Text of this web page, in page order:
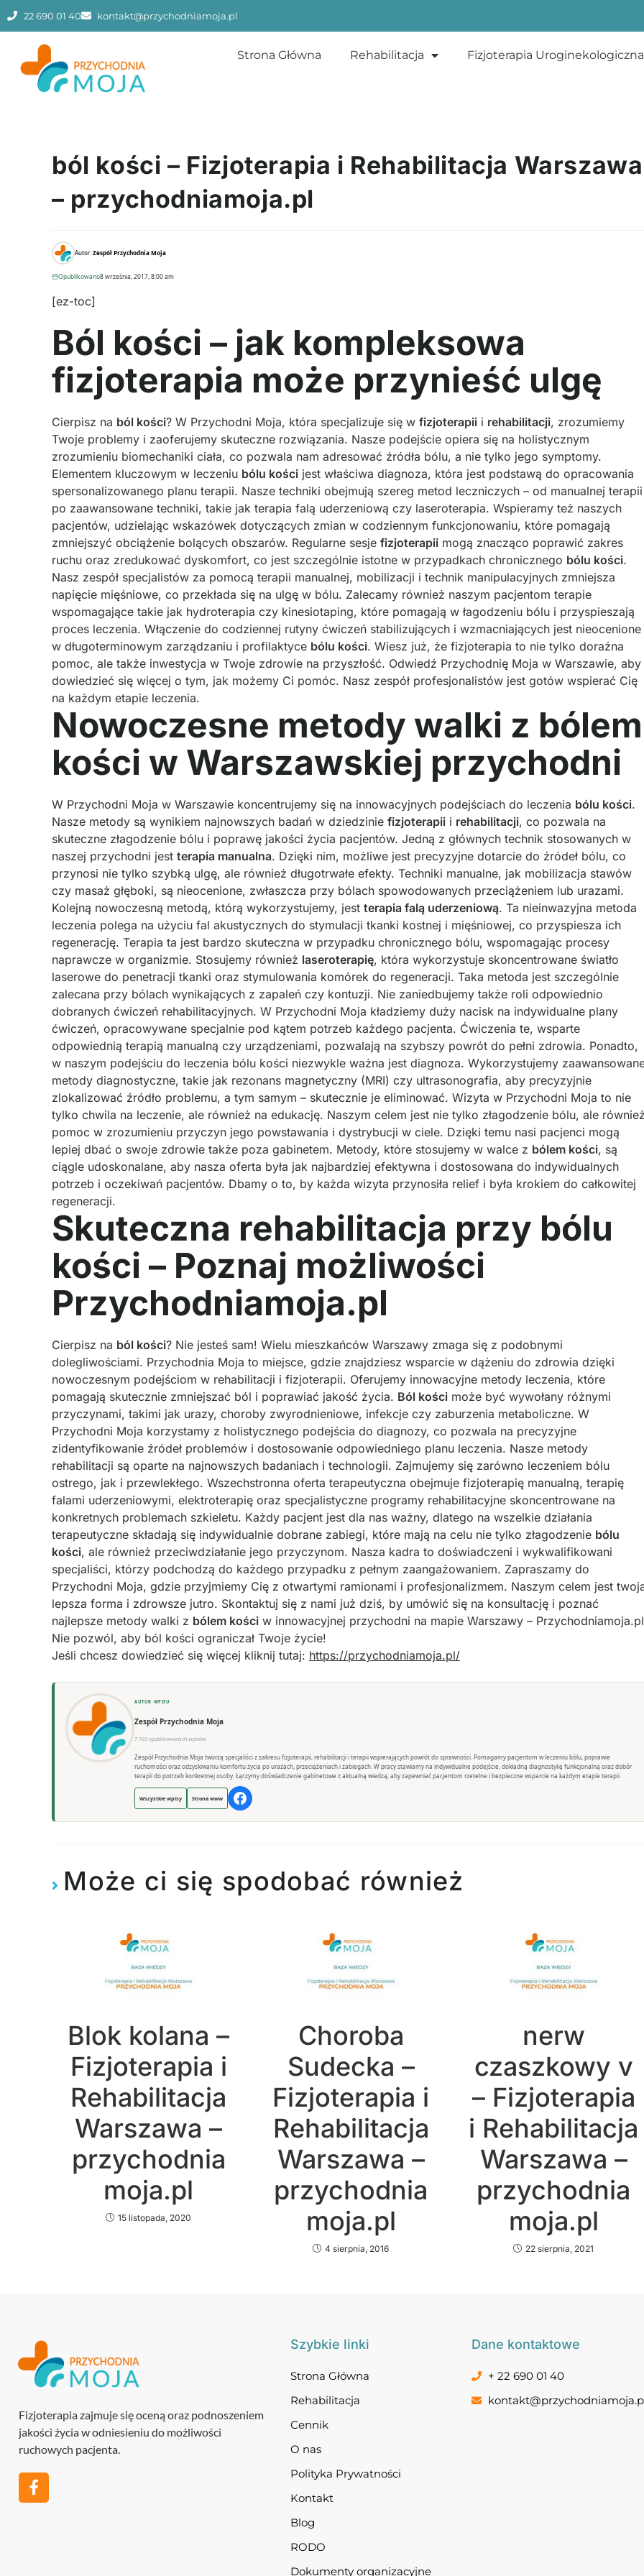
22 690 01 40 kontakt@przychodniamoja.pl
Strona Główna Rehabilitacja Fizjoterapia Uroginekologiczna
ból kości – Fizjoterapia i Rehabilitacja Warszawa
– przychodniamoja.pl
Autor:Zespół Przychodnia Moja
Opublikowano8 września, 2017, 8:00 am
[ez-toc]
Ból kości – jak kompleksowa
fizjoterapia może przynieść ulgę
Cierpisz na ból kości? W Przychodni Moja, która specjalizuje się w fizjoterapii i rehabilitacji, zrozumiemy
Twoje problemy i zaoferujemy skuteczne rozwiązania. Nasze podejście opiera się na holistycznym
zrozumieniu biomechaniki ciała, co pozwala nam adresować źródła bólu, a nie tylko jego symptomy.
Elementem kluczowym w leczeniu bólu kości jest właściwa diagnoza, która jest podstawą do opracowania
spersonalizowanego planu terapii. Nasze techniki obejmują szereg metod leczniczych – od manualnej terapii
po zaawansowane techniki, takie jak terapia falą uderzeniową czy laseroterapia. Wspieramy też naszych
pacjentów, udzielając wskazówek dotyczących zmian w codziennym funkcjonowaniu, które pomagają
zmniejszyć obciążenie bolących obszarów. Regularne sesje fizjoterapii mogą znacząco poprawić zakres
ruchu oraz zredukować dyskomfort, co jest szczególnie istotne w przypadkach chronicznego bólu kości.
Nasz zespół specjalistów za pomocą terapii manualnej, mobilizacji i technik manipulacyjnych zmniejsza
napięcie mięśniowe, co przekłada się na ulgę w bólu. Zalecamy również naszym pacjentom terapie
wspomagające takie jak hydroterapia czy kinesiotaping, które pomagają w łagodzeniu bólu i przyspieszają
proces leczenia. Włączenie do codziennej rutyny ćwiczeń stabilizujących i wzmacniających jest nieocenione
w długoterminowym zarządzaniu i profilaktyce bólu kości. Wiesz już, że fizjoterapia to nie tylko doraźna
pomoc, ale także inwestycja w Twoje zdrowie na przyszłość. Odwiedź Przychodnię Moja w Warszawie, aby
dowiedzieć się więcej o tym, jak możemy Ci pomóc. Nasz zespół profesjonalistów jest gotów wspierać Cię
na każdym etapie leczenia.
Nowoczesne metody walki z bólem
kości w Warszawskiej przychodni
W Przychodni Moja w Warszawie koncentrujemy się na innowacyjnych podejściach do leczenia bólu kości.
Nasze metody są wynikiem najnowszych badań w dziedzinie fizjoterapii i rehabilitacji, co pozwala na
skuteczne złagodzenie bólu i poprawę jakości życia pacjentów. Jedną z głównych technik stosowanych w
naszej przychodni jest terapia manualna. Dzięki nim, możliwe jest precyzyjne dotarcie do źródeł bólu, co
przynosi nie tylko szybką ulgę, ale również długotrwałe efekty. Techniki manualne, jak mobilizacja stawów
czy masaż głęboki, są nieocenione, zwłaszcza przy bólach spowodowanych przeciążeniem lub urazami.
Kolejną nowoczesną metodą, którą wykorzystujemy, jest terapia falą uderzeniową. Ta nieinwazyjna metoda
leczenia polega na użyciu fal akustycznych do stymulacji tkanki kostnej i mięśniowej, co przyspiesza ich
regenerację. Terapia ta jest bardzo skuteczna w przypadku chronicznego bólu, wspomagając procesy
naprawcze w organizmie. Stosujemy również laseroterapię, która wykorzystuje skoncentrowane światło
laserowe do penetracji tkanki oraz stymulowania komórek do regeneracji. Taka metoda jest szczególnie
zalecana przy bólach wynikających z zapaleń czy kontuzji. Nie zaniedbujemy także roli odpowiednio
dobranych ćwiczeń rehabilitacyjnych. W Przychodni Moja kładziemy duży nacisk na indywidualne plany
ćwiczeń, opracowywane specjalnie pod kątem potrzeb każdego pacjenta. Ćwiczenia te, wsparte
odpowiednią terapią manualną czy urządzeniami, pozwalają na szybszy powrót do pełni zdrowia. Ponadto,
w naszym podejściu do leczenia bólu kości niezwykle ważna jest diagnoza. Wykorzystujemy
metody diagnostyczne, takie jak rezonans magnetyczny (MRI) czy ultrasonografia, aby precyzyjnie
zlokalizować źródło problemu, a tym samym – skutecznie je eliminować. Wizyta w Przychodni Moja to nie
tylko chwila na leczenie, ale również na edukację. Naszym celem jest nie tylko złagodzenie bólu, ale
pomoc w zrozumieniu przyczyn jego powstawania i dystrybucji w ciele. Dzięki temu nasi pacjenci mogą
lepiej dbać o swoje zdrowie także poza gabinetem. Metody, które stosujemy w walce z bólem kości, są
ciągle udoskonalane, aby nasza oferta była jak najbardziej efektywna i dostosowana do indywidualnych
potrzeb i oczekiwań pacjentów. Dbamy o to, by każda wizyta przynosiła relief i była krokiem do całkowitej
regeneracji.
Skuteczna rehabilitacja przy bólu
kości – Poznaj możliwości
Przychodniamoja.pl
Cierpisz na ból kości? Nie jesteś sam! Wielu mieszkańców Warszawy zmaga się z podobnymi
dolegliwościami. Przychodnia Moja to miejsce, gdzie znajdziesz wsparcie w dążeniu do zdrowia dzięki
nowoczesnym podejściom w rehabilitacji i fizjoterapii. Oferujemy innowacyjne metody leczenia, które
pomagają skutecznie zmniejszać ból i poprawiać jakość życia. Ból kości może być wywołany różnymi
przyczynami, takimi jak urazy, choroby zwyrodnieniowe, infekcje czy zaburzenia metaboliczne. W
Przychodni Moja korzystamy z holistycznego podejścia do diagnozy, co pozwala na precyzyjne
zidentyfikowanie źródeł problemów i dostosowanie odpowiedniego planu leczenia. Nasze metody
rehabilitacji są oparte na najnowszych badaniach i technologii. Zajmujemy się zarówno leczeniem bólu
ostrego, jak i przewlekłego. Wszechstronna oferta terapeutyczna obejmuje fizjoterapię manualną, terapię
falami uderzeniowymi, elektroterapię oraz specjalistyczne programy rehabilitacyjne skoncentrowane na
konkretnych problemach szkieletu. Każdy pacjent jest dla nas ważny, dlatego na wszelkie działania
terapeutyczne składają się indywidualnie dobrane zabiegi, które mają na celu nie tylko złagodzenie bólu
kości, ale również przeciwdziałanie jego przyczynom. Nasza kadra to doświadczeni i wykwalifikowani
specjaliści, którzy podchodzą do każdego przypadku z pełnym zaangażowaniem. Zapraszamy do
Przychodni Moja, gdzie przyjmiemy Cię z otwartymi ramionami i profesjonalizmem. Naszym celem jest
lepsza forma i zdrowsze jutro. Skontaktuj się z nami już dziś, by umówić się na konsultację i poznać
najlepsze metody walki z bólem kości w innowacyjnej przychodni na mapie Warszawy –
Nie pozwól, aby ból kości ograniczał Twoje życie!
Jeśli chcesz dowiedzieć się więcej kliknij tutaj: https://przychodniamoja.pl/
AUTOR WPISU
Zespół Przychodnia Moja
7 193 opublikowanych wpisów
Zespół Przychodnia Moja tworzą specjaliści z zakresu fizjoterapii, rehabilitacji i terapii wspierających powrót do sprawności. Pomagamy pacjentom w leczeniu bólu, poprawie
ruchomości oraz odzyskiwaniu komfortu życia po urazach, przeciążeniach i zabiegach. W pracy stawiamy na indywidualne podejście, dokładną diagnostykę funkcjonalną oraz dobór
terapii do potrzeb konkretnej osoby. Łączymy doświadczenie gabinetowe z aktualną wiedzą, aby zapewniać pacjentom rzetelne i bezpieczne wsparcie na każdym etapie terapii.
Wszystkie wpisy Strona www
Może ci się spodobać również
Blok kolana –
Fizjoterapia i
Rehabilitacja
Warszawa –
przychodnia
moja.pl
15 listopada, 2020
Choroba
Sudecka –
Fizjoterapia i
Rehabilitacja
Warszawa –
przychodnia
moja.pl
4 sierpnia, 2016
nerw
czaszkowy v
– Fizjoterapia
i Rehabilitacja
Warszawa –
przychodnia
moja.pl
22 sierpnia, 2021
Fizjoterapia zajmuje się oceną oraz podnoszeniem
jakości życia w odniesieniu do możliwości
ruchowych pacjenta.
Szybkie linki
Strona Główna
Rehabilitacja
Cennik
O nas
Polityka Prywatności
Kontakt
Blog
RODO
Dokumenty organizacyjne
Dane kontaktowe
+ 22 690 01 40